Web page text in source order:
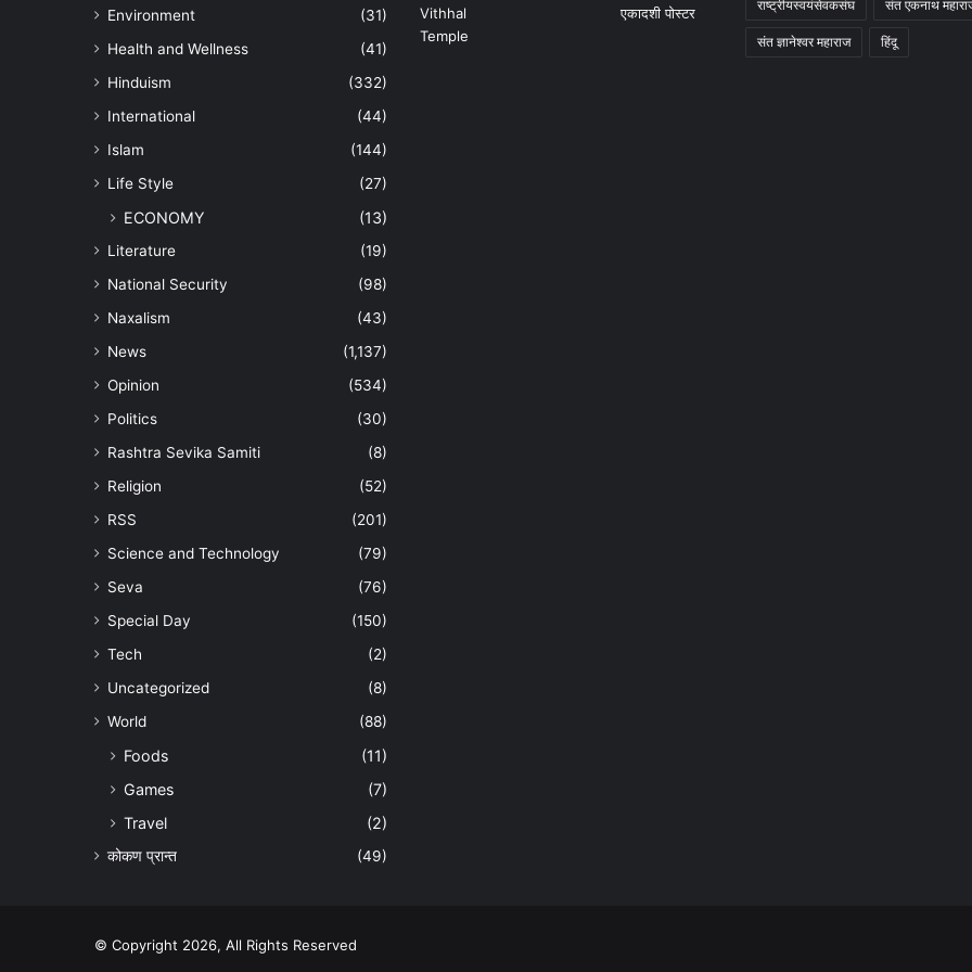
Environment
(31)
Health and Wellness
(41)
Hinduism
(332)
International
(44)
Islam
(144)
Life Style
(27)
ECONOMY (13)
Literature
(19)
National Security
(98)
Naxalism
(43)
News
(1,137)
Opinion
(534)
Politics
(30)
Rashtra Sevika Samiti
(8)
Religion
(52)
RSS
(201)
Science and Technology
(79)
Seva
(76)
Special Day
(150)
Tech
(2)
Uncategorized
(8)
World
(88)
Foods
(11)
Games
(7)
Travel
(2)
कोकण प्रान्त (49)
राष्ट्रीयस्वयंसेवकसंघ संत एकनाथ
संत ज्ञानेश्वर महाराज हिंदू
© Copyright 2026, All Rights Reserved